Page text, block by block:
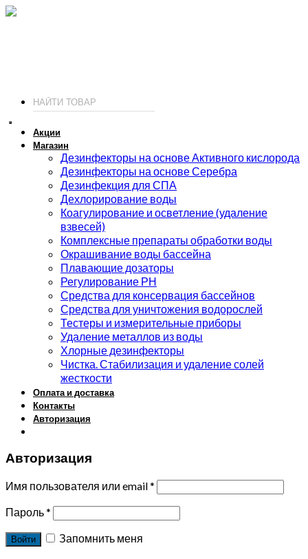
Акции
Магазин
Дезинфекторы на основе Активного кислорода
Дезинфекторы на основе Серебра
Дезинфекция для СПА
Дехлорирование воды
Коагулирование и осветление (удаление
взвесей)
Комплексные препараты обработки воды
Окрашивание воды бассейна
Плавающие дозаторы
Регулирование РН
Средства для консервация бассейнов
Средства для уничтожения водорослей
Тестеры и измерительные приборы
Удаление металлов из воды
Хлорные дезинфекторы
Чистка. Стабилизация и удаление солей
жесткости
Оплата и доставка
Контакты
Авторизация
Авторизация
Имя пользователя или email*
Пароль*
Войти
Запомнить меня